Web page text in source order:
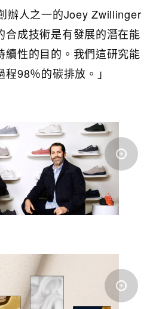
辦人之一的Joey Zwillinger
合成技術是有發展的潛在能
續性的目的。我們這研究能
98％的碳排放。」